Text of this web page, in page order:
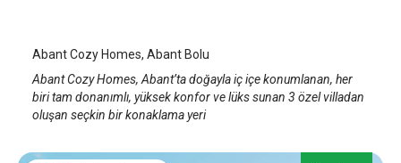
Abant Cozy Homes, Abant Bolu
Abant Cozy Homes, Abant’ta doğayla iç içe konumlanan, her
biri tam donanımlı, yüksek konfor ve lüks sunan 3 özel villadan
oluşan seçkin bir konaklama yeri